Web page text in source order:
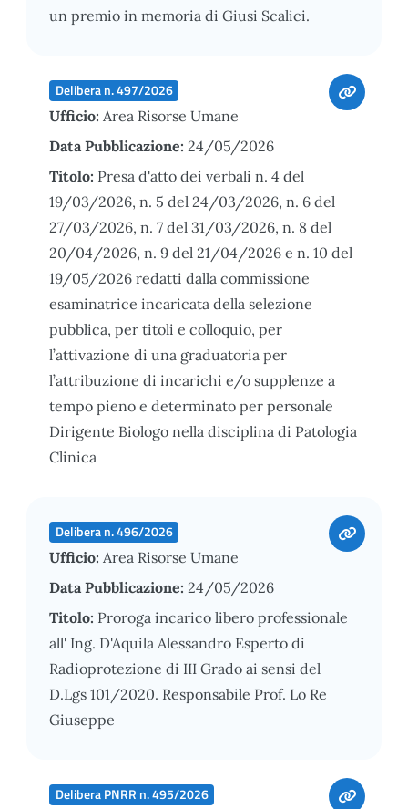
un premio in memoria di Giusi Scalici.
Delibera n. 497/2026
Ufficio: Area Risorse Umane
Data Pubblicazione: 24/05/2026
Titolo: Presa d'atto dei verbali n. 4 del
19/03/2026, n. 5 del 24/03/2026, n. 6 del
27/03/2026, n. 7 del 31/03/2026, n. 8 del
20/04/2026, n. 9 del 21/04/2026 e n. 10 del
19/05/2026 redatti dalla commissione
esaminatrice incaricata della selezione
pubblica, per titoli e colloquio, per
l’attivazione di una graduatoria per
l’attribuzione di incarichi e/o supplenze a
tempo pieno e determinato per personale
Dirigente Biologo nella disciplina di Patologia
Clinica
Delibera n. 496/2026
Ufficio: Area Risorse Umane
Data Pubblicazione: 24/05/2026
Titolo: Proroga incarico libero professionale
all' Ing. D'Aquila Alessandro Esperto di
Radioprotezione di III Grado ai sensi del
D.Lgs 101/2020. Responsabile Prof. Lo Re
Giuseppe
Delibera PNRR n. 495/2026